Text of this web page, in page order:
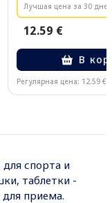
Лучшая цена за 30
12.59 €
В
Регулярная цена: 12.59 €
спорта и
таблетки -
приема.